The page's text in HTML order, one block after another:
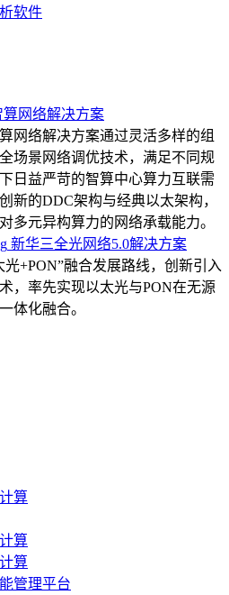
软件
算网络解决方案
网络解决方案通过灵活多样的组
场景网络调优技术，满足不同规
日益严苛的智算中心算力互联需
新的DDC架构与经典以太架构，
多元异构算力的网络承载能力。
新华三全光网络5.0解决方案
光+PON”融合发展路线，创新引入
，率先实现以太光与PON在无源
体化融合。
算
算
算
管理平台